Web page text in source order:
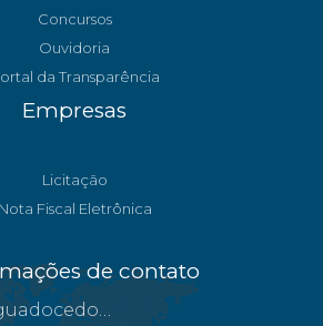
Concursos
Ouvidoria
da Transparência
Empresas
Licitação
Nota Fiscal Eletrônica
de contato